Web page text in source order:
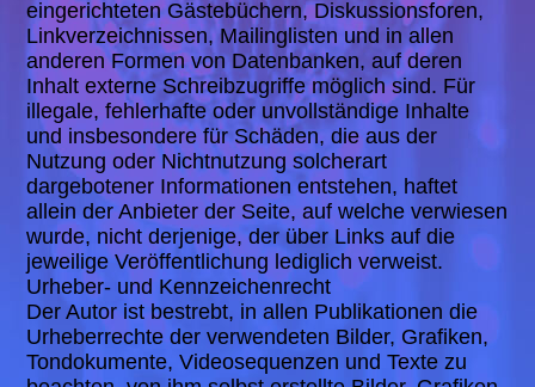
eingerichteten Gästebüchern, Diskussionsforen,
Linkverzeichnissen, Mailinglisten und in allen
anderen Formen von Datenbanken, auf deren
Inhalt externe Schreibzugriffe möglich sind. Für
illegale, fehlerhafte oder unvollständige Inhalte
und insbesondere für Schäden, die aus der
Nutzung oder Nichtnutzung solcherart
dargebotener Informationen entstehen, haftet
allein der Anbieter der Seite, auf welche verwiesen
wurde, nicht derjenige, der über Links auf die
jeweilige Veröffentlichung lediglich verweist.
Urheber- und Kennzeichenrecht
Der Autor ist bestrebt, in allen Publikationen die
Urheberrechte der verwendeten Bilder, Grafiken,
Tondokumente, Videosequenzen und Texte zu